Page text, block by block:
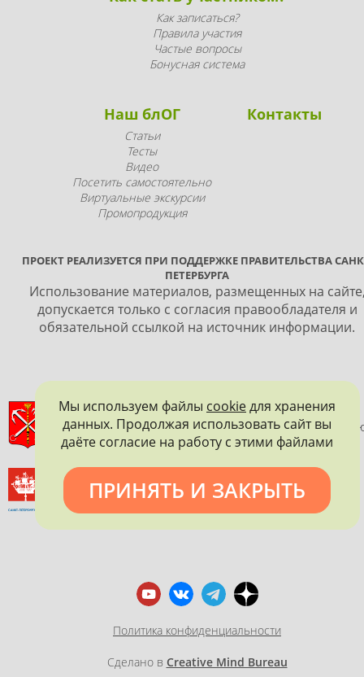
Как записаться?
Правила участия
Частые вопросы
Бонусная система
Наш блОГ
Статьи
Тесты
Видео
Посетить самостоятельно
Виртуальные экскурсии
Промопродукция
Контакты
ПРОЕКТ РЕАЛИЗУЕТСЯ ПРИ ПОДДЕРЖКЕ ПРАВИТЕЛЬСТВА
ПЕТЕРБУРГА
Использование материалов, размещенных на
допускается только с согласия правообладателя и
обязательной ссылкой на источник информации.
ПРАВИТЕЛЬСТВО САНКТ-ПЕТЕРБУРГА
КОМИТЕТ ПО ГОСУДАРСТВЕННОМУ КОНТРОЛЮ,
И ОХРАНЕ ПАМЯТНИКОВ ИСТОРИИ И КУЛЬТУРЫ
ВСЕРОССИЙСКОЕ ОБЩЕСТВО ОХРАНЫ ПАМЯТНИКОВ
ИСТОРИИ И КУЛЬТУРЫ
Политика конфиденциальности
Сделано в Creative Mind Bureau
Мы используем файлы cookieдля хранения
данных. Продолжая использовать сайт вы
даёте согласие на работу с этими файлами
ПРИНЯТЬ И ЗАКРЫТЬ